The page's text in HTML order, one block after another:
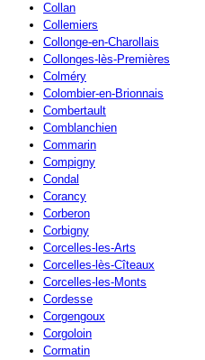
Collan
Collemiers
Collonge-en-Charollais
Collonges-lès-Premières
Colméry
Colombier-en-Brionnais
Combertault
Comblanchien
Commarin
Compigny
Condal
Corancy
Corberon
Corbigny
Corcelles-les-Arts
Corcelles-lès-Cîteaux
Corcelles-les-Monts
Cordesse
Corgengoux
Corgoloin
Cormatin